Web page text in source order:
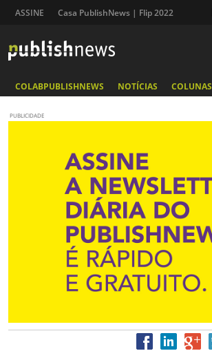
ASSINE Casa PublishNews | Flip 2022
COLABPUBLISHNEWS NOTÍCIAS COLUNAS
PUBLICIDADE